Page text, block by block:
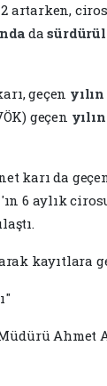
artarken,
da
geçen yılın
geçen
karı da
6 aylık
kayıtlara
Ahmet